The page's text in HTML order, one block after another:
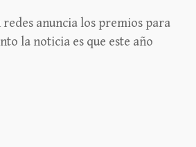
anuncia los premios para
la noticia es que este año